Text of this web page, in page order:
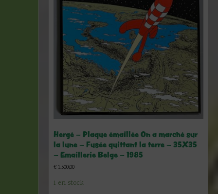
Hergé – Plaque émaillée On a marché sur
la lune – Fusée quittant la terre – 35X35
– Emaillerie Belge – 1985
€ 1.500,00
1 en stock